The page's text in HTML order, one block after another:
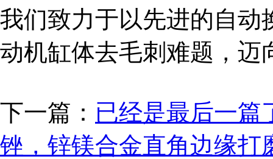
我们致力于以先进的自动
动机缸体去毛刺难题，迈
下一篇： 已经是最后一篇
锉，锌镁合金直角边缘打